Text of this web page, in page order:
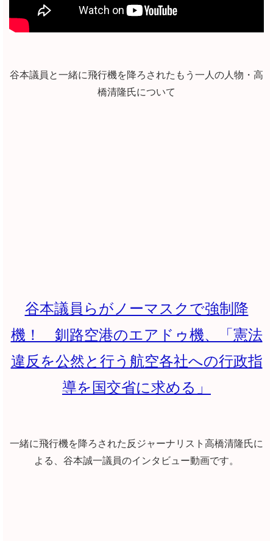
谷本議員と一緒に飛行機を降ろされたもう一人の人物・高
橋清隆氏について
谷本議員らがノーマスクで強制降
機！ 釧路空港のエアドゥ機、「憲法
違反を公然と行う航空各社への行政指
導を国交省に求める」
一緒に飛行機を降ろされた反ジャーナリスト高橋清隆氏に
よる、谷本誠一議員のインタビュー動画です。